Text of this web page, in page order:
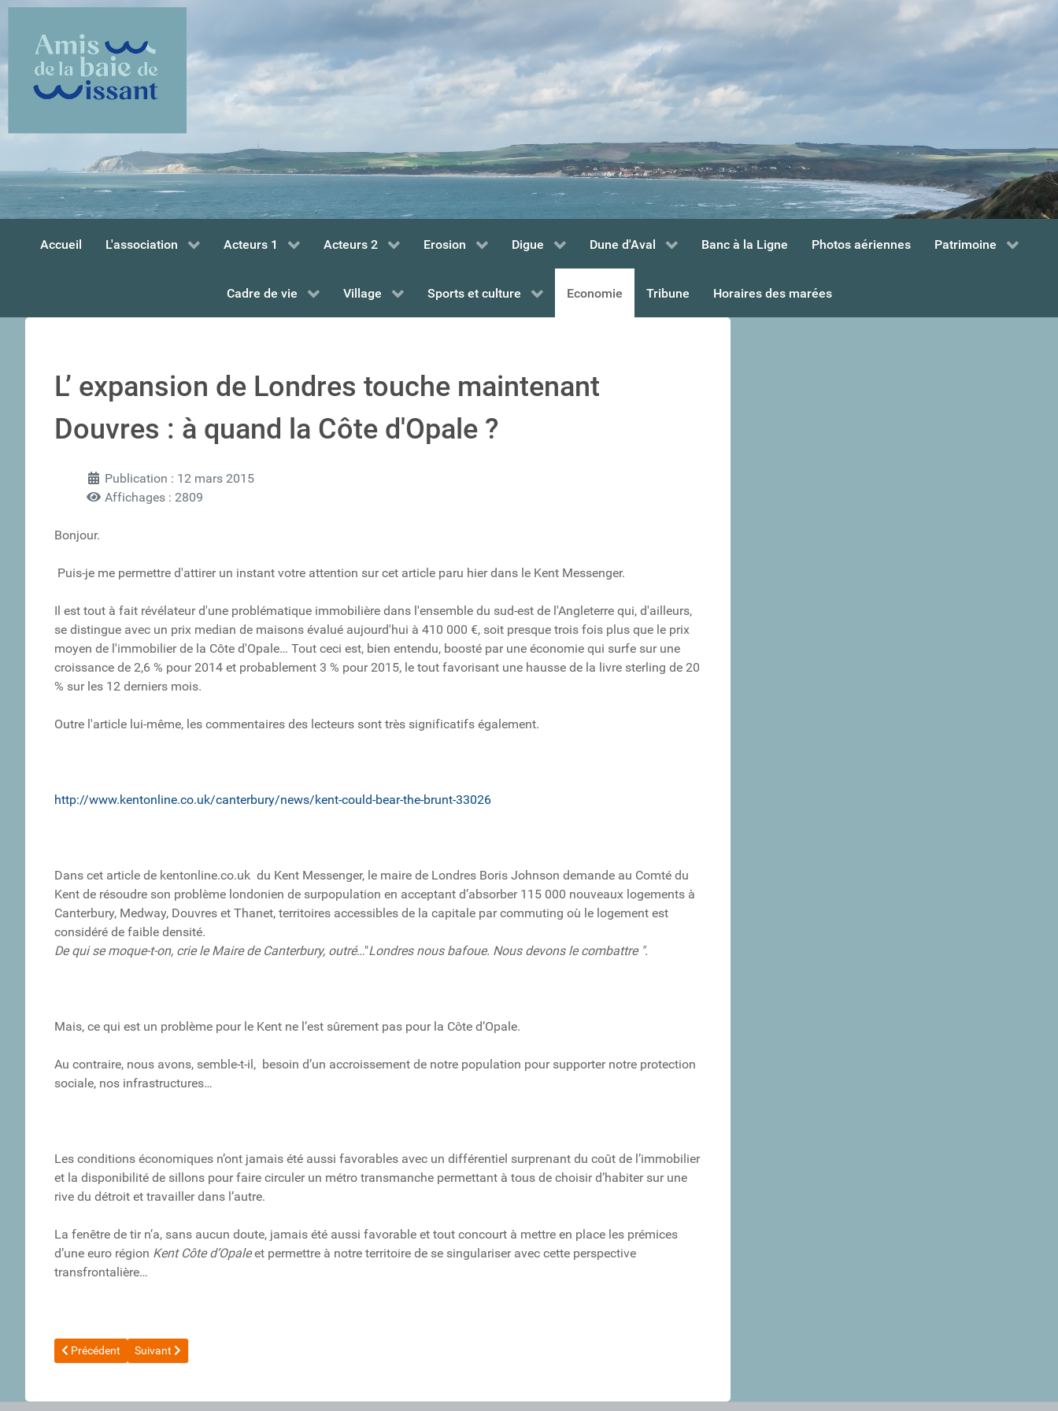
Accueil L'association Acteurs 1 Acteurs 2 Erosion Digue Dune d'Aval Banc à la Ligne Photos aériennes Patrimoine
Cadre de vie Village Sports et culture Economie Tribune Horaires des marées
L’ expansion de Londres touche maintenant
Douvres : à quand la Côte d'Opale ?
Publication : 12 mars 2015
Affichages : 2809
Bonjour.
Puis-je me permettre d'attirer un instant votre attention sur cet article paru hier dans le Kent Messenger.
Il est tout à fait révélateur d'une problématique immobilière dans l'ensemble du sud-est de l'Angleterre qui, d'ailleurs,
se distingue avec un prix median de maisons évalué aujourd'hui à 410 000 €, soit presque trois fois plus que le prix
moyen de l'immobilier de la Côte d'Opale… Tout ceci est, bien entendu, boosté par une économie qui surfe sur une
croissance de 2,6 % pour 2014 et probablement 3 % pour 2015, le tout favorisant une hausse de la livre sterling de 20
% sur les 12 derniers mois.
Outre l'article lui-même, les commentaires des lecteurs sont très significatifs également.
http://www.kentonline.co.uk/canterbury/news/kent-could-bear-the-brunt-33026
Dans cet article de kentonline.co.uk du Kent Messenger, le maire de Londres Boris Johnson demande au Comté du
Kent de résoudre son problème londonien de surpopulation en acceptant d’absorber 115 000 nouveaux logements à
Canterbury, Medway, Douvres et Thanet, territoires accessibles de la capitale par commuting où le logement est
considéré de faible densité.
De qui se moque-t-on, crie le Maire de Canterbury, outré…"Londres nous bafoue. Nous devons le combattre ".
Mais, ce qui est un problème pour le Kent ne l’est sûrement pas pour la Côte d’Opale.
Au contraire, nous avons, semble-t-il, besoin d’un accroissement de notre population pour supporter notre protection
sociale, nos infrastructures…
Les conditions économiques n’ont jamais été aussi favorables avec un différentiel surprenant du coût de l’immobilier
et la disponibilité de sillons pour faire circuler un métro transmanche permettant à tous de choisir d’habiter sur une
rive du détroit et travailler dans l’autre.
La fenêtre de tir n’a, sans aucun doute, jamais été aussi favorable et tout concourt à mettre en place les prémices
d’une euro région Kent Côte d’Opaleet permettre à notre territoire de se singulariser avec cette perspective
transfrontalière…
Article précédent : "WE DEMAIN" par François SIEGEL le 23 mars à Boulogne !
Précédent Article suivant : De l'emploi dans le KENT ?
Suivant